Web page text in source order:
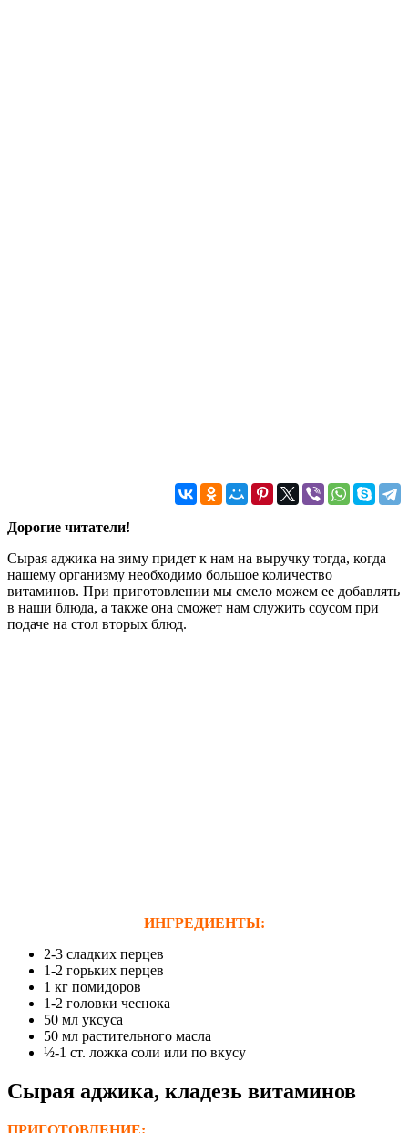
Дорогие читатели!
Сырая аджика на зиму придет к нам на выручку тогда, когда
нашему организму необходимо большое количество
витаминов. При приготовлении мы смело можем ее добавлять
в наши блюда, а также она сможет нам служить соусом при
подаче на стол вторых блюд.
ИНГРЕДИЕНТЫ:
2-3 сладких перцев
1-2 горьких перцев
1 кг помидоров
1-2 головки чеснока
50 мл уксуса
50 мл растительного масла
½-1 ст. ложка соли или по вкусу
Сырая аджика, кладезь витаминов
ПРИГОТОВЛЕНИЕ: